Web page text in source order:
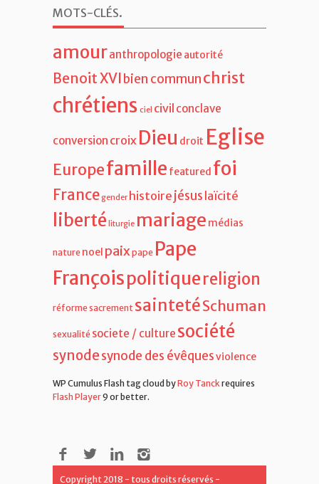
MOTS-CLÉS.
amour
Benoit XVI
chrétiens
Dieu Eglise
Europe famille foi
France gender histoirejésus
liberté mariage
paix
Pape
Françoispolitique religion
sainteté Schuman
sexualité societe / culture société
synode
WP Cumulus Flash tag cloud by